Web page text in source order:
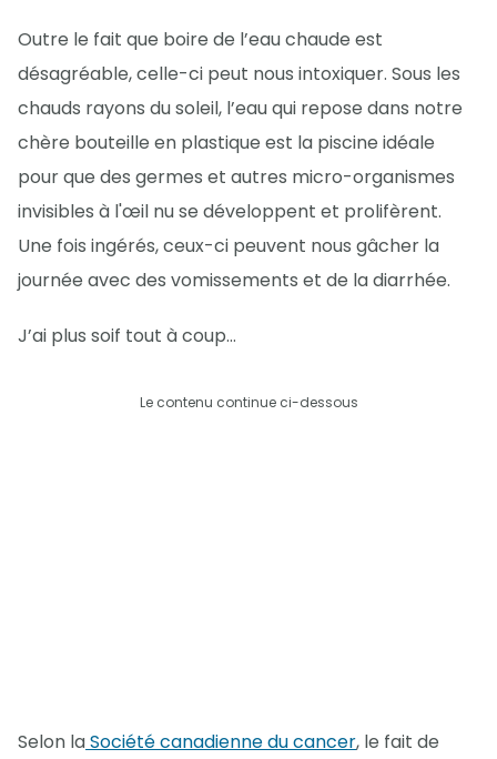
Outre le fait que boire de l’eau chaude est
désagréable, celle-ci peut nous intoxiquer. Sous les
chauds rayons du soleil, l’eau qui repose dans notre
chère bouteille en plastique est la piscine idéale
pour que des germes et autres micro-organismes
invisibles à l'œil nu se développent et prolifèrent.
Une fois ingérés, ceux-ci peuvent nous gâcher la
journée avec des vomissements et de la diarrhée.
J’ai plus soif tout à coup…
Le contenu continue ci-dessous
Selon laSociété canadienne du cancer, le fait de